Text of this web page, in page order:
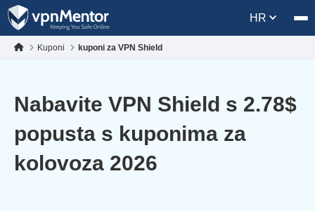
HR
Kuponi kuponi za VPN Shield
Nabavite VPN Shield s 2.78$
popusta s kuponima za
kolovoza 2026